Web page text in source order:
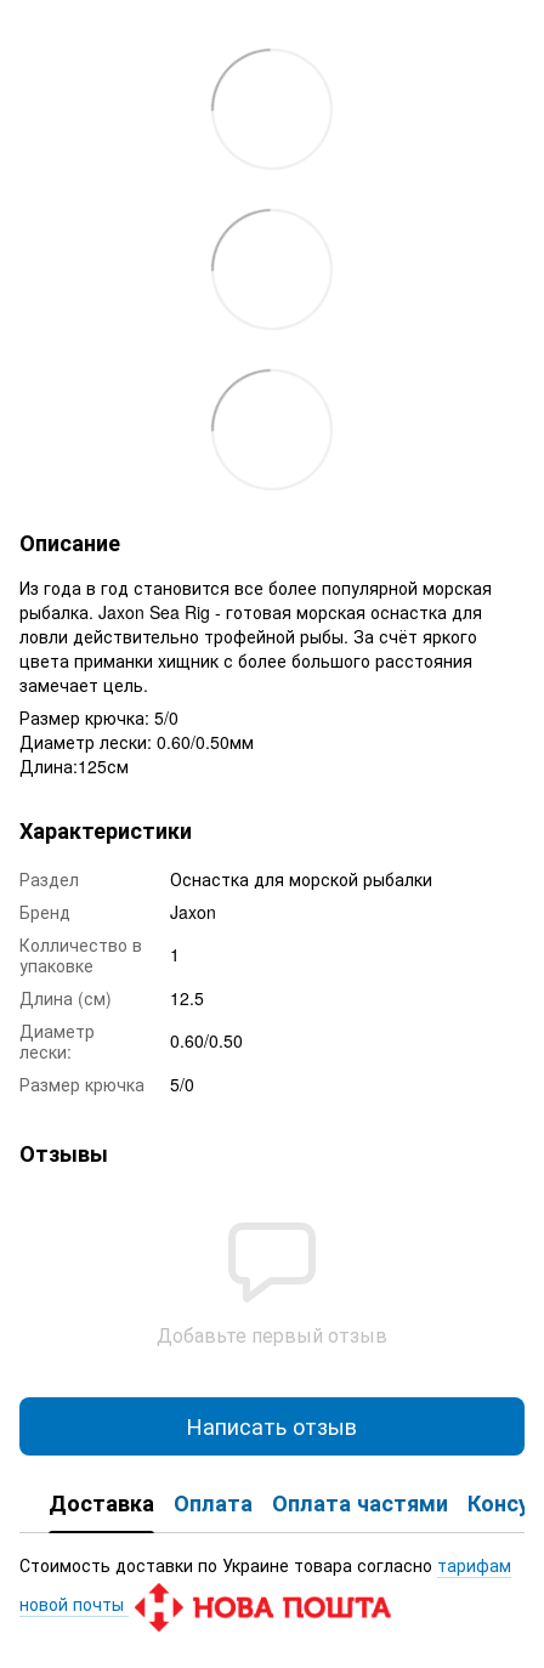
Описание
Из года в год становится все более популярной морская
рыбалка. Jaxon Sea Rig - готовая морская оснастка для
ловли действительно трофейной рыбы. За счёт яркого
цвета приманки хищник с более большого расстояния
замечает цель.
Размер крючка: 5/0
Диаметр лески: 0.60/0.50мм
Длина:125см
Характеристики
Раздел
Оснастка для морской рыбалки
Бренд
Jaxon
Колличество в
упаковке
1
Длина (см)
12.5
Диаметр
лески:
0.60/0.50
Размер крючка
5/0
Отзывы
Добавьте первый отзыв
Написать отзыв
Доставка Оплата Оплата частями
Стоимость доставки по Украине товара согласно тарифам
новой почты